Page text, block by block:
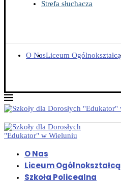
Strefa słuchacza
O NasLiceum
O Nas
Liceum
Szkoła Policealna